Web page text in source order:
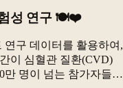
험성 연구 🍽️❤️
연구 데이터를 활용하여,
이 심혈관 질환(CVD)
만 명이 넘는 참가자들을